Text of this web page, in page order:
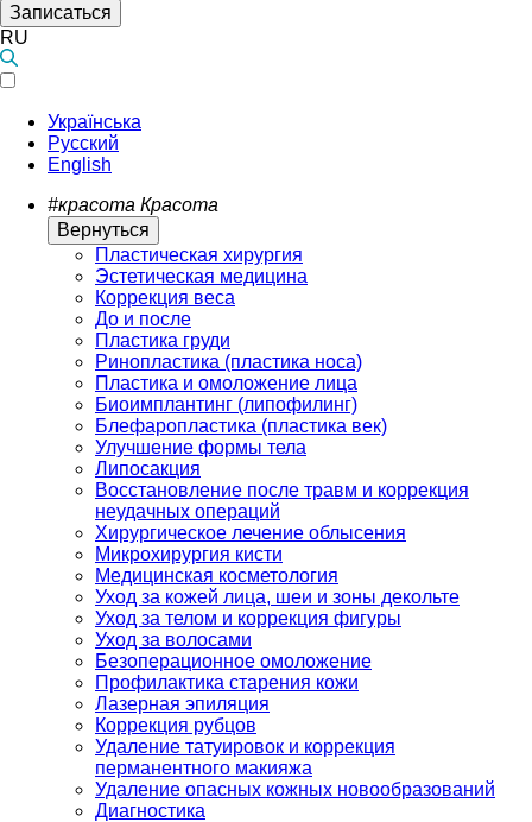
Записаться
RU
Українська
Русский
English
#красота Красота
Вернуться
Пластическая хирургия
Эстетическая медицина
Коррекция веса
До и после
Пластика груди
Ринопластика (пластика носа)
Пластика и омоложение лица
Биоимплантинг (липофилинг)
Блефаропластика (пластика век)
Улучшение формы тела
Липосакция
Восстановление после травм и коррекция
неудачных операций
Хирургическое лечение облысения
Микрохирургия кисти
Медицинская косметология
Уход за кожей лица, шеи и зоны декольте
Уход за телом и коррекция фигуры
Уход за волосами
Безоперационное омоложение
Профилактика старения кожи
Лазерная эпиляция
Коррекция рубцов
Удаление татуировок и коррекция
перманентного макияжа
Удаление опасных кожных новообразований
Диагностика